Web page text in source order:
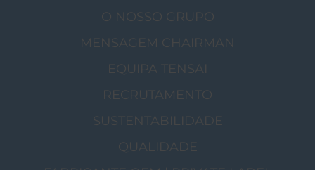
O NOSSO GRUPO
MENSAGEM CHAIRMAN
EQUIPA TENSAI
RECRUTAMENTO
SUSTENTABILIDADE
QUALIDADE